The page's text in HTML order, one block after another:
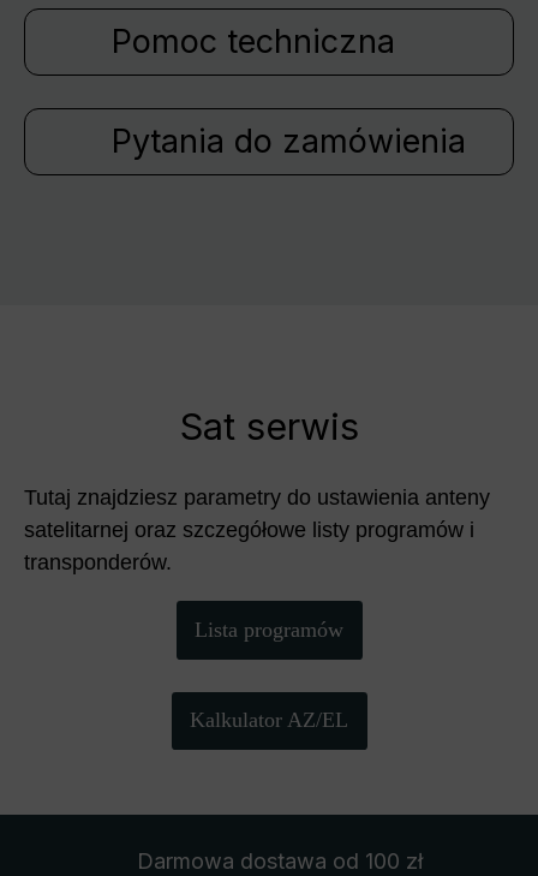
Pomoc techniczna
Pytania do zamówienia
Sat serwis
Tutaj znajdziesz parametry do ustawienia anteny
satelitarnej oraz szczegółowe listy programów i
transponderów.
Lista programów
Kalkulator AZ/EL
Darmowa dostawa od 100 zł